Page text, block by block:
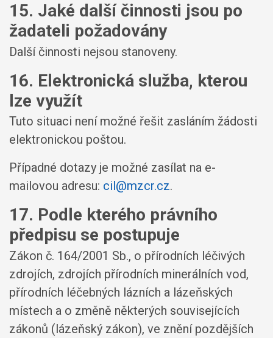
15. Jaké další činnosti jsou po
žadateli požadovány
Další činnosti nejsou stanoveny.
16. Elektronická služba, kterou
lze využít
Tuto situaci není možné řešit zasláním žádosti
elektronickou poštou.
Případné dotazy je možné zasílat na e-
mailovou adresu: cil@mzcr.cz.
17. Podle kterého právního
předpisu se postupuje
Zákon č. 164/2001 Sb., o přírodních léčivých
zdrojích, zdrojích přírodních minerálních vod,
přírodních léčebných lázních a lázeňských
místech a o změně některých souvisejících
zákonů (lázeňský zákon), ve znění pozdějších